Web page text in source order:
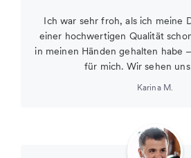
Ich war sehr froh, als ich meine
einer hochwertigen Qualität
in meinen Händen gehalten habe
für mich. Wir sehen
Karina M.